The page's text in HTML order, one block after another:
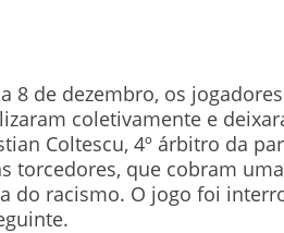
8 de dezembro, os
coletivamente e
Coltescu, 4º árbitro da
torcedores, que cobram
do racismo. O jogo foi